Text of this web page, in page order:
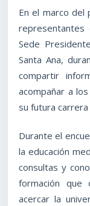
En el marco del
representantes
Sede
Santa Ana,
compartir
acompañar a
su futura
Durante el
la educación
consultas y
formación que
acercar la